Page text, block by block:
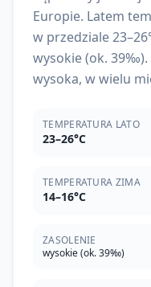
Europie. Latem
w przedziale
wysokie (ok. 39‰).
wysoka, w wielu
TEMPERATURA LATO
23–26°C
TEMPERATURA ZIMA
14–16°C
ZASOLENIE
wysokie (ok. 39‰)